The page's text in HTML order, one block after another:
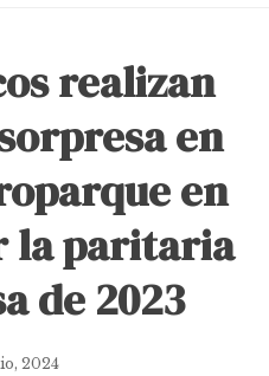
realizan
en
en
la paritaria
de 2023
2024